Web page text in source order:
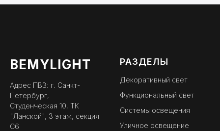
BEMYLIGHT
Адрес ПВЗ: г. Санкт-
Петербург,
Студенческая 10, ТК
"Ланской", 3 этаж, секция
С6
РАЗДЕЛЫ
Декоративный свет
Функциональный свет
Системы освещения
Уличное освещение